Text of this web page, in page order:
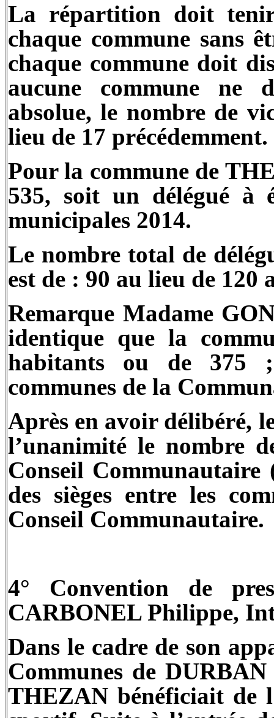
La répartition doit
chaque commune sans
chaque commune doit
aucune commune ne
absolue, le nombre de
lieu de 17 précédemment.
Pour la commune de
535, soit un délégué à
municipales 2014.
Le nombre total de
est de : 90 au lieu de 120
Remarque Madame
identique que la
habitants ou de 375
communes de la
Après en avoir délibéré,
l’unanimité le nombre
Conseil
des sièges entre les
Conseil Communautaire.
4° Convention de
CARBONEL Philippe,
Dans le cadre de son
Communes de
THEZAN bénéficiait de